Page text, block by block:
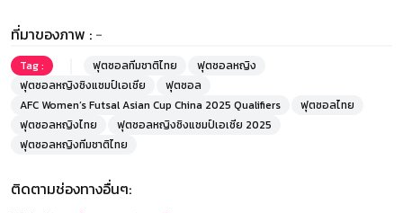
ที่มาของภาพ : -
Tag : ฟุตซอลทีมชาติไทย
ฟุตซอลหญิง
ฟุตซอลหญิงชิงแชมป์เอเชีย
ฟุตซอล
AFC Women’s Futsal Asian Cup China 2025 Qualifiers
ฟุตซอลไทย
ฟุตซอลหญิงไทย
ฟุตซอลหญิงชิงแชมป์เอเชีย 2025
ฟุตซอลหญิงทีมชาติไทย
ติดตามช่องทางอื่นๆ: